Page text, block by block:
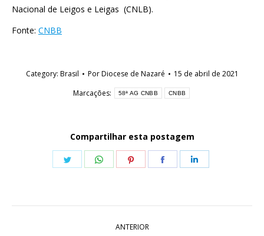
Nacional de Leigos e Leigas (CNLB).
Fonte: CNBB
Category: Brasil PorDiocese de Nazaré
15 de abril de 2021
Marcações:
58ª AG CNBB CNBB
Compartilhar esta postagem
Share
Share
Share
Share
ANTERIOR